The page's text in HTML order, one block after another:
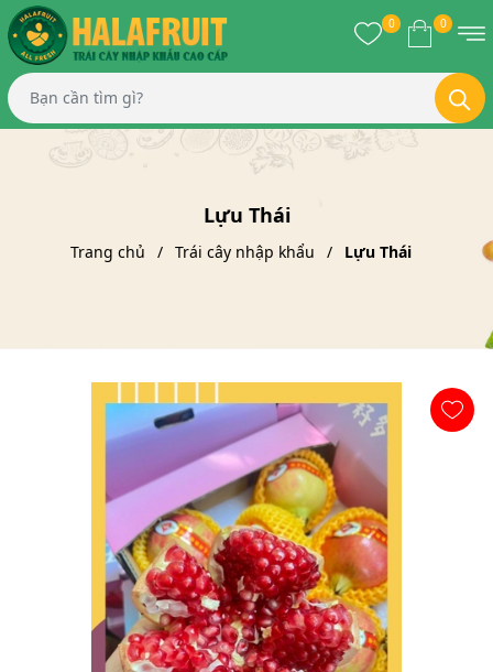
0 0
Lựu Thái
Trang chủ Trái cây nhập khẩu Lựu Thái